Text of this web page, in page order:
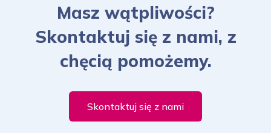
Masz wątpliwości?
Skontaktuj się z nami, z
chęcią pomożemy.
Skontaktuj się z nami